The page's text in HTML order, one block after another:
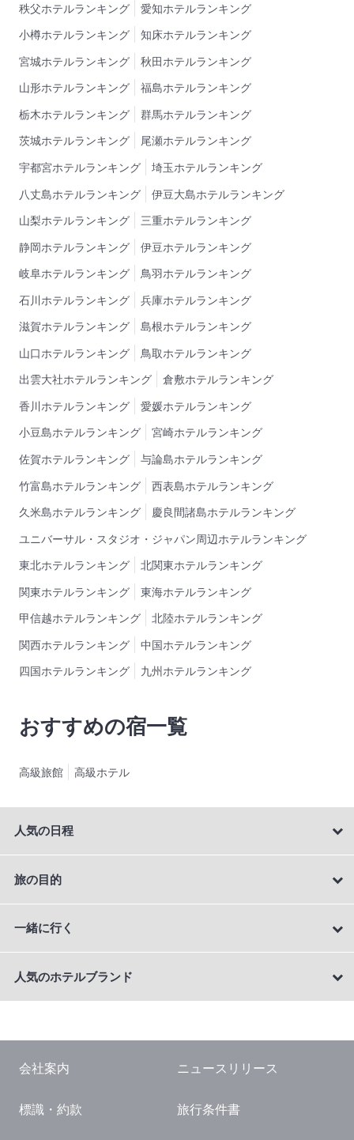
秩父ホテルランキング
愛知ホテルランキング
小樽ホテルランキング
知床ホテルランキング
宮城ホテルランキング
秋田ホテルランキング
山形ホテルランキング
福島ホテルランキング
栃木ホテルランキング
群馬ホテルランキング
茨城ホテルランキング
尾瀬ホテルランキング
宇都宮ホテルランキング
埼玉ホテルランキング
八丈島ホテルランキング
伊豆大島ホテルランキング
山梨ホテルランキング
三重ホテルランキング
静岡ホテルランキング
伊豆ホテルランキング
岐阜ホテルランキング
鳥羽ホテルランキング
石川ホテルランキング
兵庫ホテルランキング
滋賀ホテルランキング
島根ホテルランキング
山口ホテルランキング
鳥取ホテルランキング
出雲大社ホテルランキング
倉敷ホテルランキング
香川ホテルランキング
愛媛ホテルランキング
小豆島ホテルランキング
宮崎ホテルランキング
佐賀ホテルランキング
与論島ホテルランキング
竹富島ホテルランキング
西表島ホテルランキング
久米島ホテルランキング
慶良間諸島ホテルランキング
ユニバーサル・スタジオ・ジャパン周辺ホテルランキング
東北ホテルランキング
北関東ホテルランキング
関東ホテルランキング
東海ホテルランキング
甲信越ホテルランキング
北陸ホテルランキング
関西ホテルランキング
中国ホテルランキング
四国ホテルランキング
九州ホテルランキング
おすすめの宿一覧
高級旅館 高級ホテル
人気の日程
旅の目的
一緒に行く
人気のホテルブランド
会社案内 ニュースリリース
標識・約款 旅行条件書